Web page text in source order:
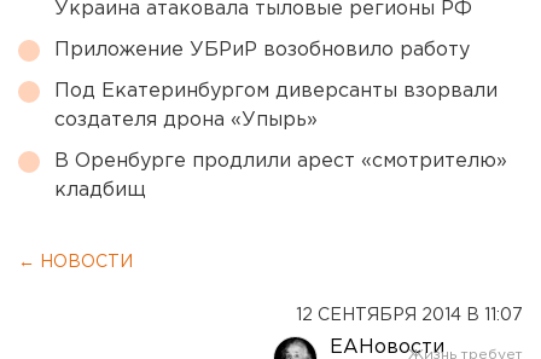
Украина атаковала тыловые регионы РФ
Приложение УБРиР возобновило работу
Под Екатеринбургом диверсанты взорвали
создателя дрона «Упырь»
В Оренбурге продлили арест «смотрителю»
кладбищ
← НОВОСТИ
12 СЕНТЯБРЯ 2014 В 11:07
ЕАНовости